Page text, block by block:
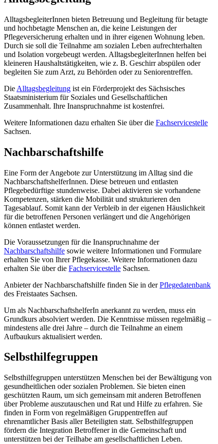
AlltagsbegleiterInnen bieten Betreuung und Begleitung für betagte
und hochbetagte Menschen an, die keine Leistungen der
Pflegeversicherung erhalten und in ihrer eigenen Wohnung leben.
Durch sie soll die Teilnahme am sozialen Leben aufrechterhalten
und Isolation vorgebeugt werden. AlltagsbegleiterInnen helfen bei
kleineren Haushaltstätigkeiten, wie z. B. Geschirr abspülen oder
begleiten Sie zum Arzt, zu Behörden oder zu Seniorentreffen.
Die Alltagsbegleitung ist ein Förderprojekt des Sächsisches
Staatsministerium für Soziales und Gesellschaftlichen
Zusammenhalt. Ihre Inanspruchnahme ist kostenfrei.
Weitere Informationen dazu erhalten Sie über die Fachservicestelle
Sachsen.
Nachbarschaftshilfe
Eine Form der Angebote zur Unterstützung im Alltag sind die
NachbarschaftshelferInnen. Diese betreuen und entlasten
Pflegebedürftige stundenweise. Dabei aktivieren sie vorhandene
Kompetenzen, stärken die Mobilität und strukturieren den
Tagesablauf. Somit kann der Verbleib in der eigenen Häuslichkeit
für die betroffenen Personen verlängert und die Angehörigen
können entlastet werden.
Die Voraussetzungen für die Inanspruchnahme der
Nachbarschaftshilfe sowie weitere Informationen und Formulare
erhalten Sie von Ihrer Pflegekasse. Weitere Informationen dazu
erhalten Sie über die Fachservicestelle Sachsen.
Anbieter der Nachbarschaftshilfe finden Sie in derPflegedatenbank
des Freistaates Sachsen.
Um als NachbarschaftshelferIn anerkannt zu werden, muss ein
Grundkurs absolviert werden. Die Kenntnisse müssen regelmäßig –
mindestens alle drei Jahre – durch die Teilnahme an einem
Aufbaukurs aktualisiert werden.
Selbsthilfegruppen
Selbsthilfegruppen unterstützen Menschen bei der Bewältigung von
gesundheitlichen oder sozialen Problemen. Sie bieten einen
geschützten Raum, um sich gemeinsam mit anderen Betroffenen
über Probleme auszutauschen und Rat und Hilfe zu erfahren. Sie
finden in Form von regelmäßigen Gruppentreffen auf
ehrenamtlicher Basis aller Beteiligten statt. Selbsthilfegruppen
fördern die Integration Betroffener in die Gemeinschaft und
unterstützen bei der Teilhabe am gesellschaftlichen Leben.